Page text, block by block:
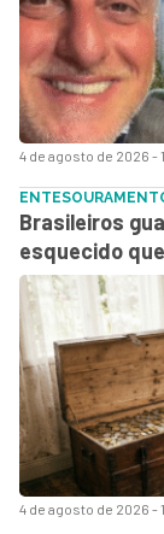
4 de agosto de 2026 -
4 de agosto de 2026 -
Brasileiros
esquecido